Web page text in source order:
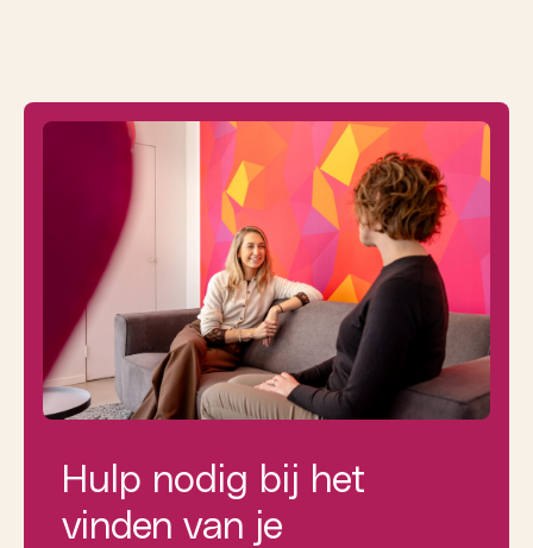
Hulp nodig bij het
vinden van je